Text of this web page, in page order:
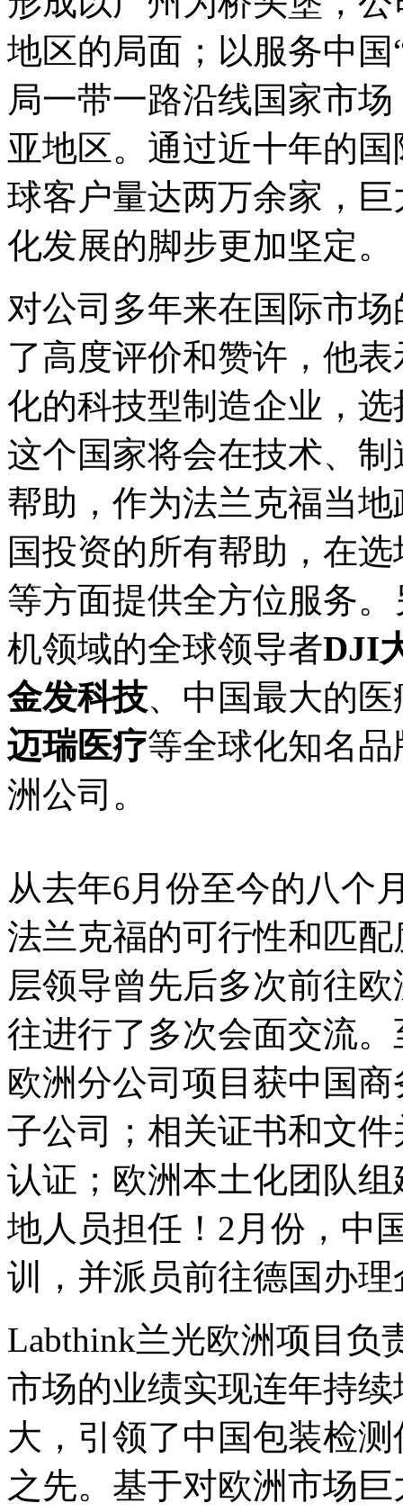
地区的局面；以服务中
局一带一路沿线国家市
亚地区。通过近十年的
球客户量达两万余家，
化发展的脚步更加坚定。
对公司多年来在国际市
了高度评价和赞许，他
化的科技型制造企业，
这个国家将会在技术、
帮助，作为法兰克福当
国投资的所有帮助，在
等方面提供全方位服务
机领域的全球领导者DJI
金发科技、中国最大的
迈瑞医疗等全球化知名
洲公司。
从去年6月份至今的八个
法兰克福的可行性和匹
层领导曾先后多次前往
往进行了多次会面交流
欧洲分公司项目获中国
子公司；相关证书和文
认证；欧洲本土化团队
地人员担任！2月份，中
训，并派员前往德国办
Labthink兰光欧洲项目负
市场的业绩实现连年持
大，引领了中国包装检
之先。基于对欧洲市场